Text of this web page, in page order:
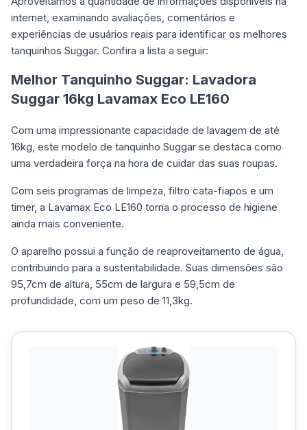
internet, examinando avaliações, comentários e
experiências de usuários reais para identificar os melhores
tanquinhos Suggar. Confira a lista a seguir:
Melhor Tanquinho Suggar: Lavadora
Suggar 16kg Lavamax Eco LE160
Com uma impressionante capacidade de lavagem de até
16kg, este modelo de tanquinho Suggar se destaca como
uma verdadeira força na hora de cuidar das suas roupas.
Com seis programas de limpeza, filtro cata-fiapos e um
timer, a Lavamax Eco LE160 torna o processo de higiene
ainda mais conveniente.
O aparelho possui a função de reaproveitamento de água,
contribuindo para a sustentabilidade. Suas dimensões são
95,7cm de altura, 55cm de largura e 59,5cm de
profundidade, com um peso de 11,3kg.